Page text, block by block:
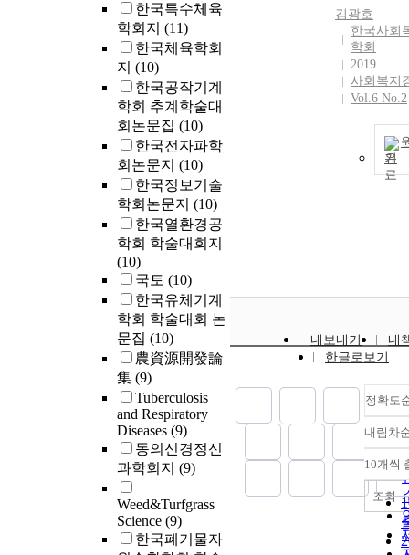
한국특수체육
학회지 (11)
한국체육학회
지 (10)
한국공작기계
학회 추계학술대
회논문집 (10)
한국전자파학
회논문지 (10)
한국정보기술
학회논문지 (10)
한국열환경공
학회 학술대회지
(10)
국토 (10)
한국유체기계
학회 학술대회 논
문집 (10)
農資源開發論
集 (9)
Tuberculosis
and Respiratory
Diseases (9)
동의신경정신
과학회지 (9)
Weed&Turfgrass
Science (9)
한국폐기물자
김광호
한국사회
학회
2019
사회복지
Vol.6 No.2
기
내보내기
내
한글로보기
정확도
내림차
10개씩
조회